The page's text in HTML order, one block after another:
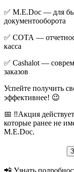
✅ M.E.Doc — для
документооборота
✅ СОТА —
касса
✅ Cashalot —
заказов
Успейте получить
эффективнее! 😉
📅 ‼️Акция
которые ранее не
M.E.Doc.
📲 Узнать